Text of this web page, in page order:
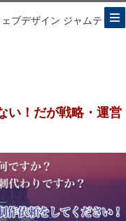
ブデザイン ジャムテック
い！だが戦略・運営